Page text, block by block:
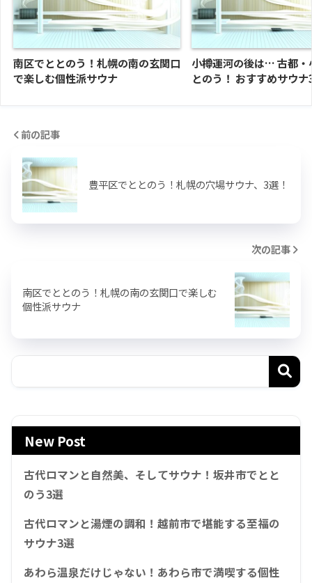
南区でととのう！札幌の南の玄関口
で楽しむ個性派サウナ
小樽運河の後は… 古都・
とのう！ おすすめサウ
前の記事
豊平区でととのう！札幌の穴場サウナ、3選！
次の記事
南区でととのう！札幌の南の玄関口で楽しむ
個性派サウナ
New Post
古代ロマンと自然美、そしてサウナ！坂井市でとと
のう3選
古代ロマンと湯煙の調和！越前市で堪能する至福の
サウナ3選
あわら温泉だけじゃない！あわら市で満喫する個性